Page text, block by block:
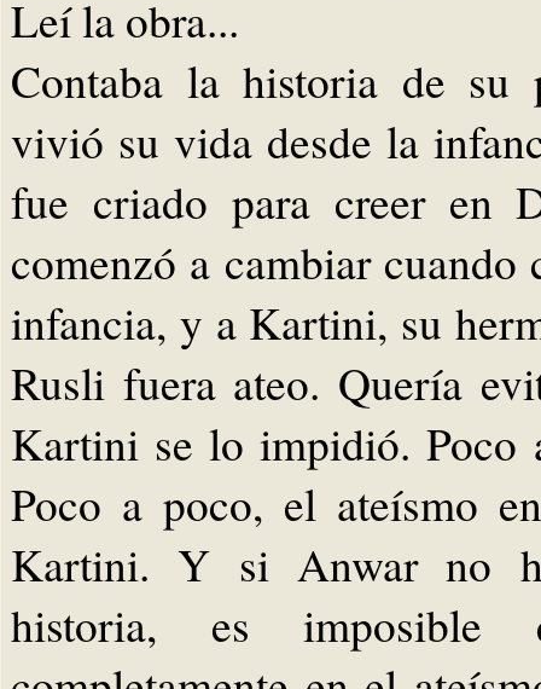
Leí la obra...
Contaba la historia de su
vivió su vida desde la
fue criado para creer en
comenzó a cambiar
infancia, y a Kartini, su
Rusli fuera ateo. Quería
Kartini se lo impidió. Poco
Poco a poco, el ateísmo
Kartini. Y si Anwar no
historia, es imposible